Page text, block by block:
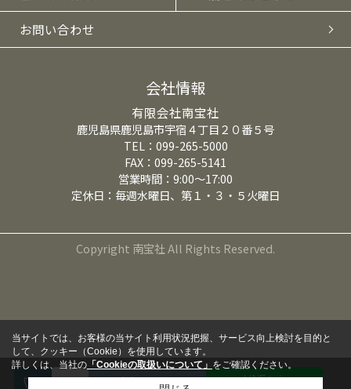
お問い合わせ
会社情報
有限会社南宝社
鹿児島県鹿児島市宇宿４丁目２０番５号
TEL：099-265-5000
FAX：099-265-5141
営業時間：9:00～17:00
定休日：毎週水曜日、第１・３・５火曜日
Copyright 南宝社 All Rights Reserved.
来店予約
LINEから
当サイトでは、お客様の当サイト利用状況把握、サービス向上検討を目的と
して、クッキー（Cookie）を使用しています。
詳しくは、当社の 「Cookieの取扱いについて」をご確認ください。